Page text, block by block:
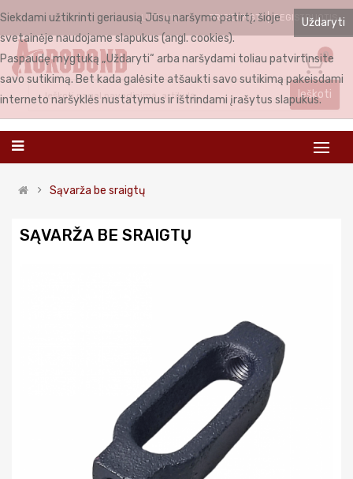
LIETUVIŲ PRISIJUNGTI REGISTRUOTIS
0
Ieškoti
Sąvarža be sraigtų
SĄVARŽA BE SRAIGTŲ
Uždaryti
Siekdami užtikrinti geriausią Jūsų naršymo patirtį, šioje
svetainėje naudojame slapukus (angl. cookies).
Paspaudę mygtuką „Uždaryti“ arba naršydami toliau patvirtinsite
savo sutikimą. Bet kada galėsite atšaukti savo sutikimą pakeisdami
interneto naršyklės nustatymus ir ištrindami įrašytus slapukus.